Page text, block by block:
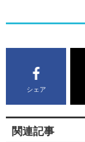
シェア
関連記事